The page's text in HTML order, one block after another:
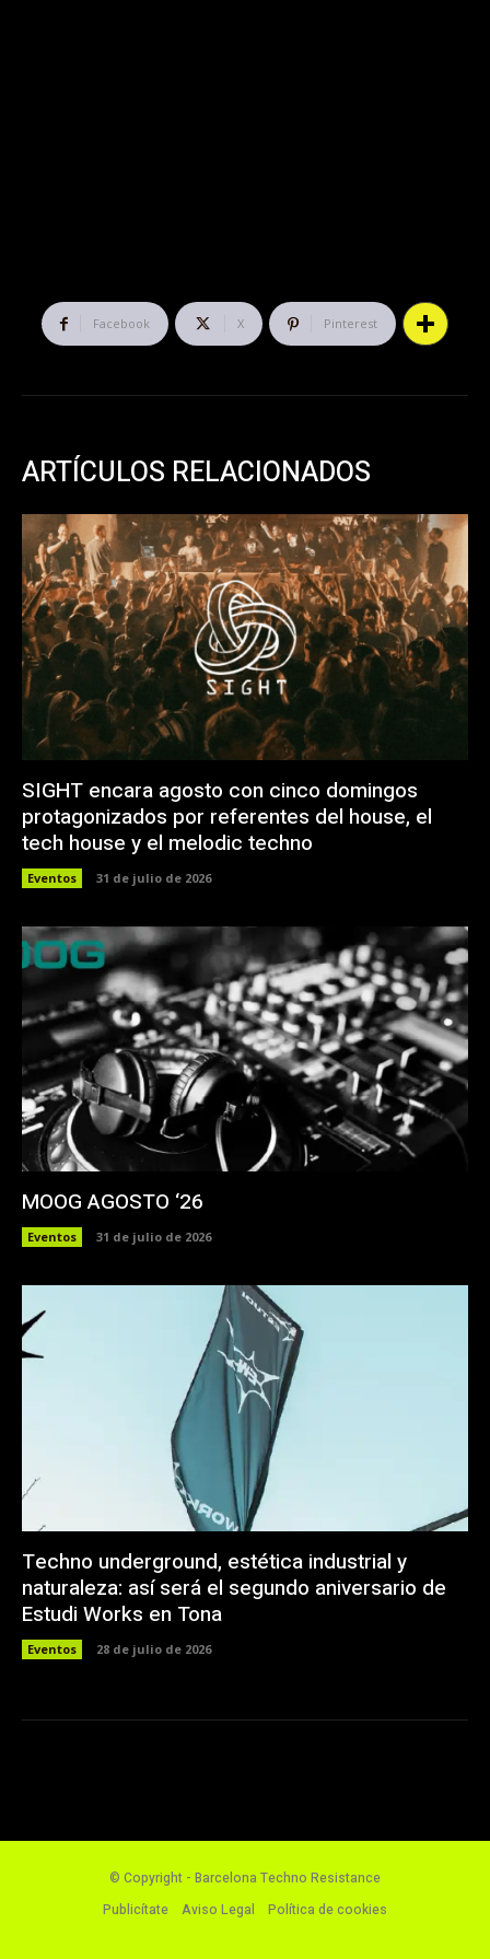
Facebook X Pinterest
ARTÍCULOS RELACIONADOS
SIGHT encara agosto con cinco domingos
protagonizados por referentes del house, el
tech house y el melodic techno
Eventos 31 de julio de 2026
MOOG AGOSTO ‘26
Eventos 31 de julio de 2026
Techno underground, estética industrial y
naturaleza: así será el segundo aniversario de
Estudi Works en Tona
Eventos 28 de julio de 2026
© Copyright - Barcelona Techno Resistance
Publicítate
Aviso Legal Política de cookies